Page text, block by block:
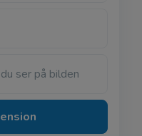
ser på bilden